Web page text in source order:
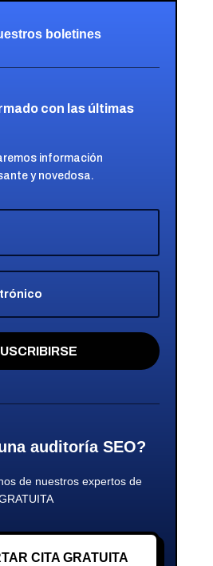
boletines
con las últimas
información
y novedosa.
auditoría SEO?
de nuestros expertos de
CITA GRATUITA